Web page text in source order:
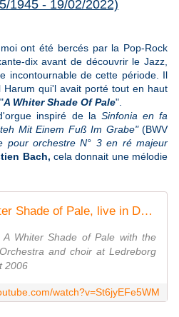
1945 - 19/02/2022)
ont été bercés par la Pop-Rock
dix avant de découvrir le Jazz,
incontournable de cette période. Il
qui'l avait porté tout en haut
A Whiter Shade Of Pale".
inspiré de la Sinfonia en fa
Mit Einem Fuß Im Grabe"(BWV
pour orchestre N° 3 en ré majeur
Bach, cela donnait une mélodie
Procol Harum - A Whiter Shade of Pale, live in Denmark 2006
A Whiter Shade of Pale with the
and choir at Ledreborg
2006
watch?v=St6jyEFe5WM